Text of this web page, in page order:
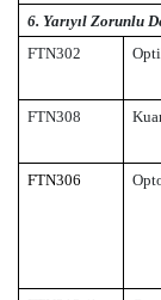
6. Yarıyıl Zorunlu
FTN302
FTN308
FTN306